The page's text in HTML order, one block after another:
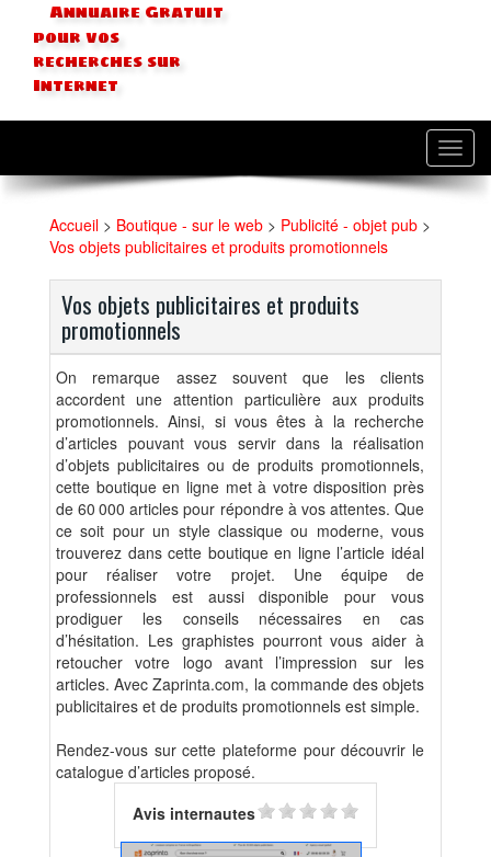
Annuaire Gratuit
pour vos
recherches sur
Internet
Accueil > Boutique - sur le web > Publicité - objet pub >
Vos objets publicitaires et produits promotionnels
Vos objets publicitaires et produits
promotionnels
On remarque assez souvent que les clients
accordent une attention particulière aux produits
promotionnels. Ainsi, si vous êtes à la recherche
d’articles pouvant vous servir dans la réalisation
d’objets publicitaires ou de produits promotionnels,
cette boutique en ligne met à votre disposition près
de 60 000 articles pour répondre à vos attentes. Que
ce soit pour un style classique ou moderne, vous
trouverez dans cette boutique en ligne l’article idéal
pour réaliser votre projet. Une équipe de
professionnels est aussi disponible pour vous
prodiguer les conseils nécessaires en cas
d’hésitation. Les graphistes pourront vous aider à
retoucher votre logo avant l’impression sur les
articles. Avec Zaprinta.com, la commande des objets
publicitaires et de produits promotionnels est simple.
Rendez-vous sur cette plateforme pour découvrir le
catalogue d’articles proposé.
Avis internautes